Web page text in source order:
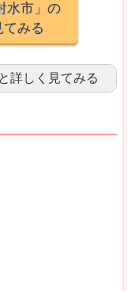
水市」の
てみる
詳しく見てみる